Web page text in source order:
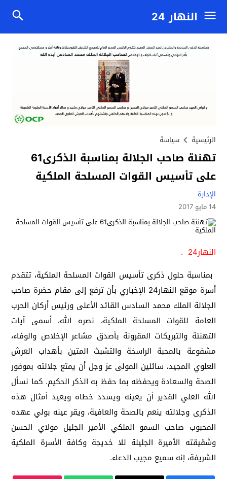
النهار 24
الرئيسية سياسة
تهنئة صاحب الجلالة بمناسبة الذكرى61
على تأسيس القوات المسلحة الملكية
الإدارة
14 مايو 2017
النهار24 .
‎ بمناسبة حلول ذكرى تأسيس القوات المسلحة الملكية، تتقدم
أسرة موقع النهار24 الإخباري بأن ترفع إلى مقام حضرة صاحب
الجلالة الملك محمد السادس القائد الأعلى ورئيس أركان الحرب
العامة للقوات المسلحة الملكية، نصره الله، أسمى آيات
التهنئة والتبريكات المقرونة بأصدق مشاعر الإخلاص والوفاء،
مشفوعة بالمحبة الراسخة والتشبث المتين بأهداب العرش
العلوي المجيد، سائلين المولى عز وجل أن يمتع جلالته بموفور
الصحة والسعادة ويحفظه بما حفظ به الذكر الحكيم. كما نسأل
الله العلي القدير أن يعينه ويسدد خطاه ويعيد أمثال هذه
الذكرى وجلالته ينعم بالصحة والعافية، ويقر عينه بولي عهده
المحبوب صاحب السمو الملكي الأمير الجليل مولاي الحسن
وشقيقته الأميرة الجليلة للا خديجة وكافة الأسرة الملكية
الشريفة، إنه سميع مجيب الدعاء.